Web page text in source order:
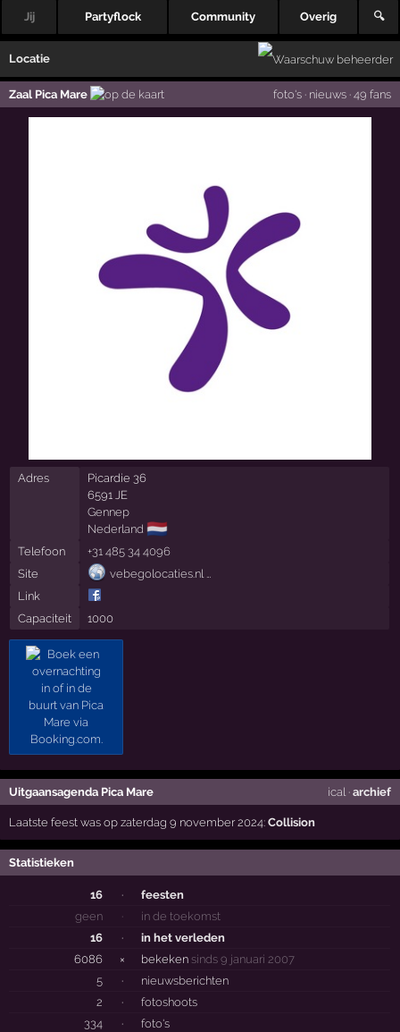
Jij Partyflock Community Overig 🔍
Locatie
Zaal Pica Mare foto's· nieuws· 49 fans
Adres
Picardie 36
6591 JE
Gennep
Nederland 🇳🇱
Telefoon
+31 485 34 4096
Site
vebegolocaties.nl …
Link
Capaciteit
1000
Uitgaansagenda Pica Mare ical · archief
Laatste feest was op zaterdag 9 november 2024:Collision
Statistieken
16 ·
feesten
geen
·
in de toekomst
16
·
in het verleden
6086
× bekeken sinds 9 januari 2007
5
·
nieuwsberichten
2
·
fotoshoots
334
·
foto's